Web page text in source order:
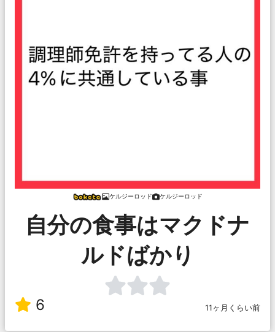
ケルジーロッド ケルジーロッド
自分の食事はマクドナ
ルドばかり
6 11ヶ月くらい前